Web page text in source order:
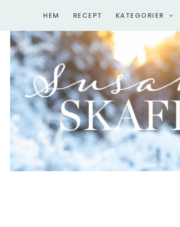
innehåll
HEM RECEPT KATEGORIER